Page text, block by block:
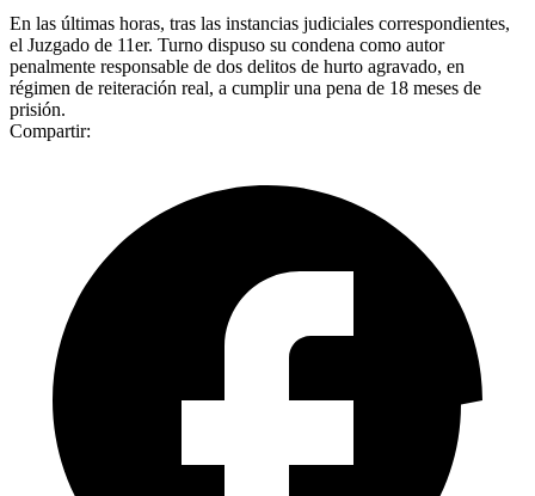
En las últimas horas, tras las instancias judiciales correspondientes,
el Juzgado de 11er. Turno dispuso su condena como autor
penalmente responsable de dos delitos de hurto agravado, en
régimen de reiteración real, a cumplir una pena de 18 meses de
prisión.
Compartir: